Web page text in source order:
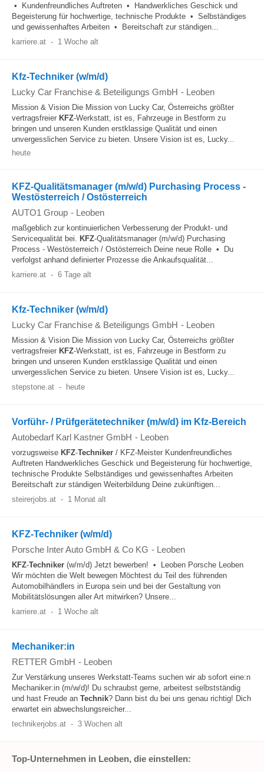
• Kundenfreundliches Auftreten • Handwerkliches Geschick und
Begeisterung für hochwertige, technische Produkte • Selbständiges
und gewissenhaftes Arbeiten • Bereitschaft zur ständigen...
karriere.at - 1 Woche alt
Kfz-Techniker (w/m/d)
Lucky Car Franchise & Beteiligungs GmbH - Leoben
Mission & Vision Die Mission von Lucky Car, Österreichs größter
vertragsfreier KFZ-Werkstatt, ist es, Fahrzeuge in Bestform zu
bringen und unseren Kunden erstklassige Qualität und einen
unvergesslichen Service zu bieten. Unsere Vision ist es, Lucky...
heute
KFZ-Qualitätsmanager (m/w/d) Purchasing Process -
Westösterreich / Ostösterreich
AUTO1 Group - Leoben
maßgeblich zur kontinuierlichen Verbesserung der Produkt- und
Servicequalität bei. KFZ-Qualitätsmanager (m/w/d) Purchasing
Process - Westösterreich / Ostösterreich Deine neue Rolle • Du
verfolgst anhand definierter Prozesse die Ankaufsqualität...
karriere.at - 6 Tage alt
Kfz-Techniker (w/m/d)
Lucky Car Franchise & Beteiligungs GmbH - Leoben
Mission & Vision Die Mission von Lucky Car, Österreichs größter
vertragsfreier KFZ-Werkstatt, ist es, Fahrzeuge in Bestform zu
bringen und unseren Kunden erstklassige Qualität und einen
unvergesslichen Service zu bieten. Unsere Vision ist es, Lucky...
stepstone.at - heute
Vorführ- / Prüfgerätetechniker (m/w/d) im Kfz-Bereich
Autobedarf Karl Kastner GmbH - Leoben
vorzugsweise KFZ-Techniker / KFZ-Meister Kundenfreundliches
Auftreten Handwerkliches Geschick und Begeisterung für hochwertige,
technische Produkte Selbständiges und gewissenhaftes Arbeiten
Bereitschaft zur ständigen Weiterbildung Deine zukünftigen...
steirerjobs.at - 1 Monat alt
KFZ-Techniker (w/m/d)
Porsche Inter Auto GmbH & Co KG - Leoben
KFZ-Techniker (w/m/d) Jetzt bewerben! • Leoben Porsche Leoben
Wir möchten die Welt bewegen Möchtest du Teil des führenden
Automobilhändlers in Europa sein und bei der Gestaltung von
Mobilitätslösungen aller Art mitwirken? Unsere...
karriere.at - 1 Woche alt
Mechaniker:in
RETTER GmbH - Leoben
Zur Verstärkung unseres Werkstatt-Teams suchen wir ab sofort eine:n
Mechaniker:in (m/w/d)! Du schraubst gerne, arbeitest selbstständig
und hast Freude an Technik? Dann bist du bei uns genau richtig! Dich
erwartet ein abwechslungsreicher...
technikerjobs.at - 3 Wochen alt
Top-Unternehmen in Leoben, die einstellen: